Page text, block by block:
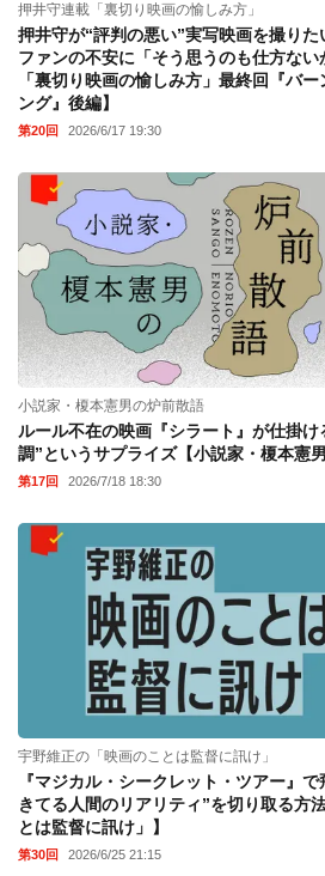
押井守連載「裏切り映画の愉しみ方」
押井守が“評判の悪い”実写映画を撮りた
ファンの不安に「そう思うのも仕方な
「裏切り映画の愉しみ方」最終回『バ
ング』後編】
第20回 2026/6/17 19:30
小説家・榎本憲男の炉前散語
ルール不在の映画『シラート』が仕掛
調”というサプライズ【小説家・榎本憲
第17回 2026/7/18 18:30
宇野維正の「映画のことは監督に訊け」
『マジカル・シークレット・ツアー』
きてる人間のリアリティ”を切り取る方
とは監督に訊け」】
第30回 2026/6/25 21:15